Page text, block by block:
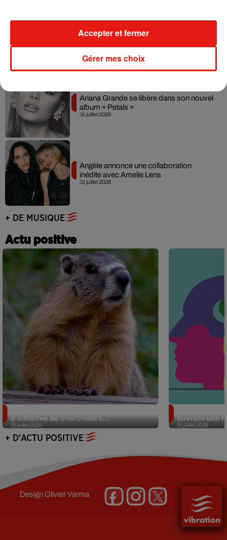
31 juillet 2026
Grand Corps Malade emmène Styleto
en road-trip dans son nouveau clip
31 juillet 2026
Ariana Grande se libère dans son nouvel
album « Petals »
31 juillet 2026
Angèle annonce une collaboration
inédite avec Amelie Lens
+ DE MUSIQUE
Actu positive
31 juillet 2026
d’initiative de chercheurs...
31 juillet 2026
ouvrent une
+ D'ACTU POSITIVE
DesignOlivier Varma
Gérer mes choix
Accepter et fermer